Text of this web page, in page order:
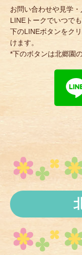
お問い合わせや見学
LINEトークでいつで
下のLINEボタンをク
けます。
*下のボタンは北郷園